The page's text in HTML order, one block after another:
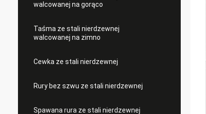
walcowanej na gorąco
Taśma ze stali nierdzewnej
walcowanej na zimno
Cewka ze stali nierdzewnej
Rury bez szwu ze stali nierdzewnej
Spawana rura ze stali nierdzewnej